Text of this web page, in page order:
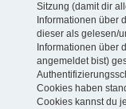
Sitzung (damit dir
Informationen über
dieser als gelesen/
Informationen über
angemeldet bist)
Cookies haben
Cookies kannst du